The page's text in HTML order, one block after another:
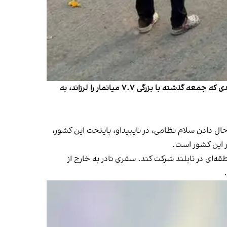
زلزله مهیب میانمار قدرت ارتش این کشور را به چالش کشید. حکومت نظامی میانمار اعلام کرده است شمار کشته‌های زلزله‌ شدیدی که جمعه گذشته با بزرگی ۷.۷ میانمار را لرزاند، به
دادن سلام نظامی، در نایپیداو، پایتخت این کشور،
این کشور است.
در تایلند شرکت کند. سفری نادر به خارج از